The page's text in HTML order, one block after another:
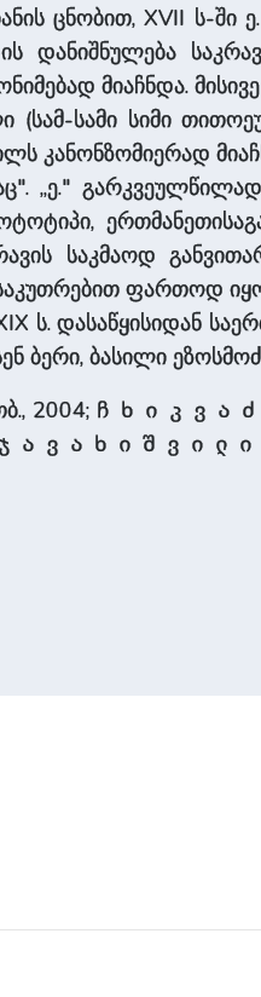
ცნობით, XVII ს-ში
დანიშნულება
მიაჩნდა.
სამი სიმი
კანონზომიერად
„ე."
საკმაოდ
ფართოდ
ს. დასაწყისიდან
ბერი, ბასილი
2004;
ჯავახიშვილი